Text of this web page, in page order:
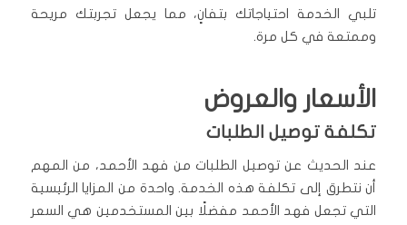
تلبي الخدمة احتياجاتك بتفانٍ، مما يجعل تجربتك مريحة
وممتعة في كل مرة.
الأسعار والعروض
تكلفة توصيل الطلبات
عند الحديث عن توصيل الطلبات من فهد الأحمد، من المهم
أن نتطرق إلى تكلفة هذه الخدمة. واحدة من المزايا الرئيسية
التي تجعل فهد الأحمد مفضلًا بين المستخدمين هي السعر